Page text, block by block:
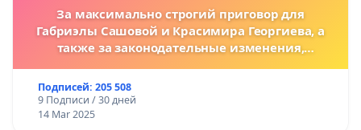
За максимально строгий приговор для
Габриэлы Сашовой и Красимира Георгиева, а
также за законодательные изменения,
за преступления против животных!
Подписей: 205 508
9 Подписи / 30 дней
14 Mar 2025